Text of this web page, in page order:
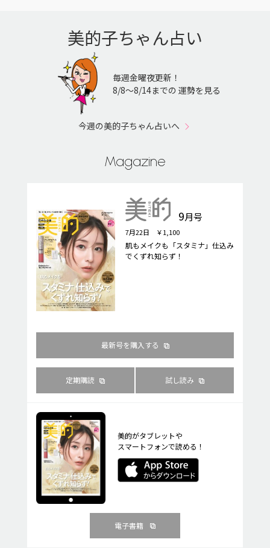
美的子ちゃん占い
毎週金曜夜更新！
8/8〜8/14までの 運勢を見る
今週の美的子ちゃん占いへ
Magazine
9月号
7月22日 ￥1,100
肌もメイクも「スタミナ」仕込み
でくずれ知らず！
最新号を購入する
定期購読 試し読み
美的がタブレットや
スマートフォンで読める！
電子書籍